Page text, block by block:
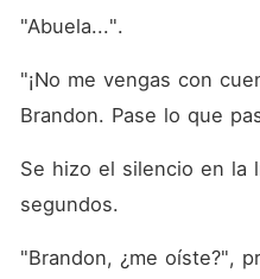
"Abuela...".
"¡No me vengas con
Brandon. Pase lo que
Se hizo el silencio en la
segundos.
"Brandon, ¿me oíste?",